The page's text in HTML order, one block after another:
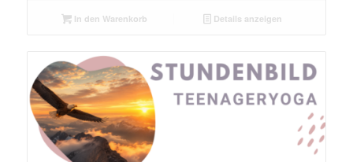
In den Warenkorb Details anzeigen